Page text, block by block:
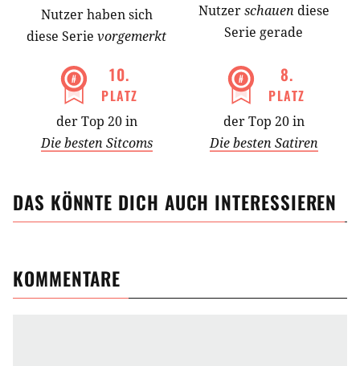
Nutzerhabensich
diese Serie vorgemerkt
Nutzerschauen diese
Serie gerade
10.
PLATZ
der Top 20 in
Die besten Sitcoms
8.
PLATZ
der Top 20 in
Die besten Satiren
DAS KÖNNTE DICH AUCH INTERESSIEREN
KOMMENTARE